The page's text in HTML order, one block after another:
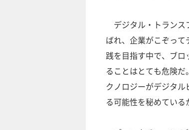
デジタル・トランス
ばれ、企業がこぞっ
践を目指す中で、ブ
ることはとても危険
クノロジーがデジタ
る可能性を秘めている